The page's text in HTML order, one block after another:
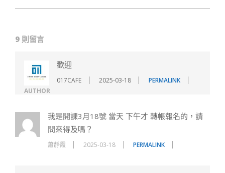
23
9 則留言
AUTHOR
歡迎
017CAFE 2025-03-18 PERMALINK
我是開課3月18號 當天 下午才 轉帳報名的，請
問來得及嗎？
蕭靜霞 2025-03-18 PERMALINK